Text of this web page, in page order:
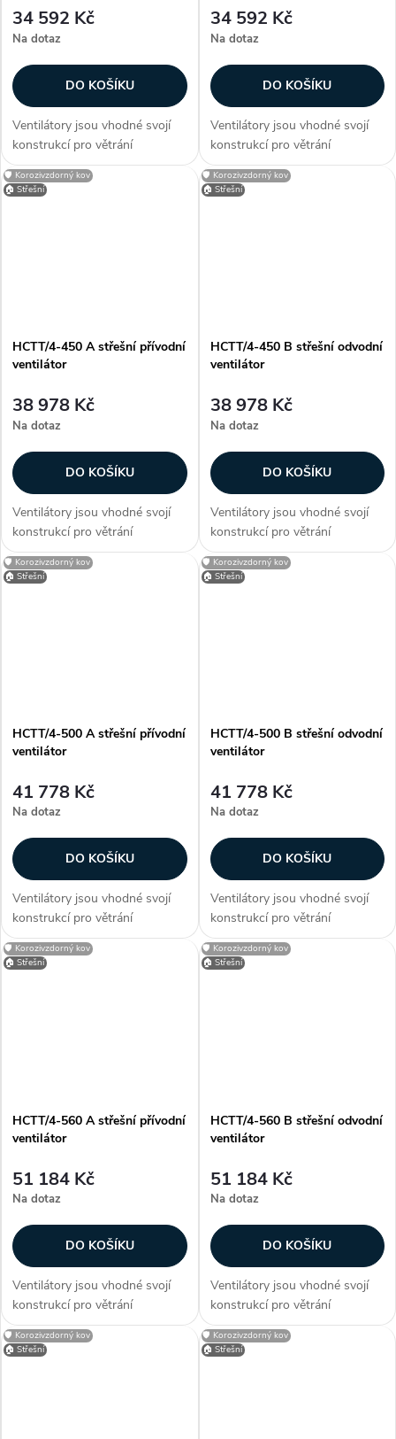
34 592 Kč
Na dotaz
DO KOŠÍKU
Ventilátory jsou vhodné svojí
konstrukcí pro větrání
průmyslových hal, provozoven,
bazénů a skladů. Zákazníci
34 592 Kč
Na dotaz
DO KOŠÍKU
Ventilátory jsou vhodné svojí
konstrukcí pro větrání
průmyslových hal, provozoven,
bazénů a skladů. Zákazníci
🛡️ Korozivzdorný kov
🏠 Střešní
HCTT/4-450 A střešní přívodní
ventilátor
38 978 Kč
Na dotaz
DO KOŠÍKU
Ventilátory jsou vhodné svojí
konstrukcí pro větrání
průmyslových hal, provozoven,
bazénů a skladů. Zákazníci
🛡️ Korozivzdorný kov
🏠 Střešní
HCTT/4-450 B střešní odvodní
ventilátor
38 978 Kč
Na dotaz
DO KOŠÍKU
Ventilátory jsou vhodné svojí
konstrukcí pro větrání
průmyslových hal, provozoven,
bazénů a skladů. Zákazníci
🛡️ Korozivzdorný kov
🏠 Střešní
HCTT/4-500 A střešní přívodní
ventilátor
41 778 Kč
Na dotaz
DO KOŠÍKU
Ventilátory jsou vhodné svojí
konstrukcí pro větrání
průmyslových hal, provozoven,
bazénů a skladů. Zákazníci
🛡️ Korozivzdorný kov
🏠 Střešní
HCTT/4-500 B střešní odvodní
ventilátor
41 778 Kč
Na dotaz
DO KOŠÍKU
Ventilátory jsou vhodné svojí
konstrukcí pro větrání
průmyslových hal, provozoven,
bazénů a skladů. Zákazníci
🛡️ Korozivzdorný kov
🏠 Střešní
HCTT/4-560 A střešní přívodní
ventilátor
51 184 Kč
Na dotaz
DO KOŠÍKU
Ventilátory jsou vhodné svojí
konstrukcí pro větrání
průmyslových hal, provozoven,
bazénů a skladů. Zákazníci
🛡️ Korozivzdorný kov
🏠 Střešní
HCTT/4-560 B střešní odvodní
ventilátor
51 184 Kč
Na dotaz
DO KOŠÍKU
Ventilátory jsou vhodné svojí
konstrukcí pro větrání
průmyslových hal, provozoven,
bazénů a skladů. Zákazníci
🛡️ Korozivzdorný kov
🏠 Střešní
🛡️ Korozivzdorný kov
🏠 Střešní